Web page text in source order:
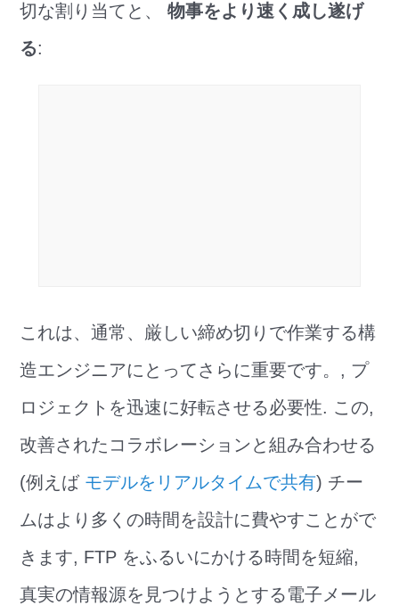
切な割り当てと、物事をより速く成し遂げ
る:
これは、通常、厳しい締め切りで作業する構
造エンジニアにとってさらに重要です。, プ
ロジェクトを迅速に好転させる必要性. この,
改善されたコラボレーションと組み合わせる
(例えば モデルをリアルタイムで共有) チー
ムはより多くの時間を設計に費やすことがで
きます, FTP をふるいにかける時間を短縮,
真実の情報源を見つけようとする電子メール